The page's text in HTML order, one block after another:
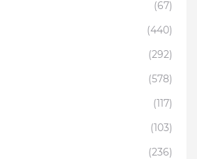
(67)
(440)
(292)
(578)
(117)
(103)
(236)